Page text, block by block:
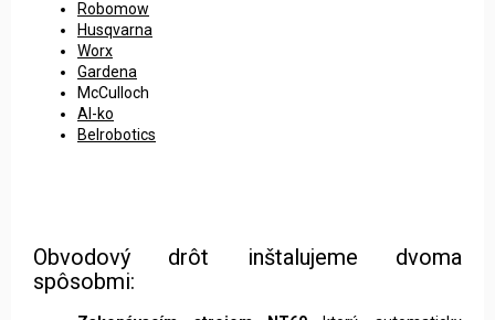
Robomow
Husqvarna
Worx
Gardena
McCulloch
Al-ko
Belrobotics
Obvodový drôt inštalujeme dvoma
spôsobmi: